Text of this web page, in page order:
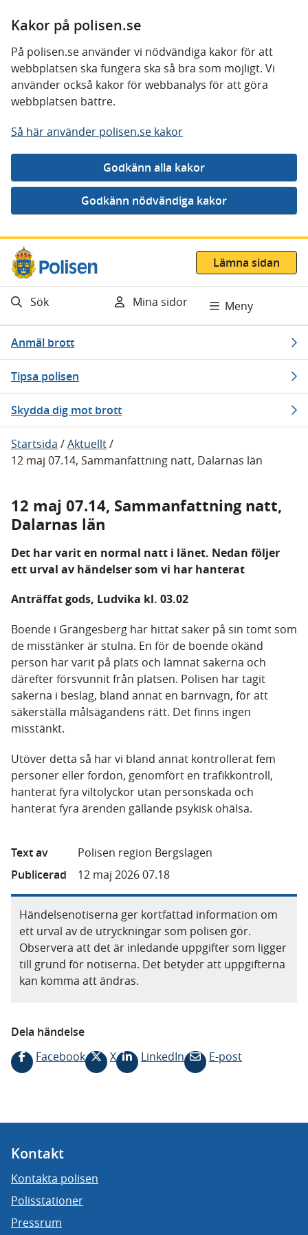
Kakor på polisen.se
På polisen.se använder vi nödvändiga kakor för att
webbplatsen ska fungera ska så bra som möjligt. Vi
använder också kakor för webbanalys för att göra
webbplatsen bättre.
Så här använder polisen.se kakor
Gå direkt till innehåll
Lämna sidan
Sök Mina sidor Meny
Anmäl brott
Tipsa polisen
Skydda dig mot brott
Startsida /Aktuellt/
12 maj 07.14, Sammanfattning natt, Dalarnas län
12 maj 07.14, Sammanfattning natt,
Dalarnas län
Det har varit en normal natt i länet. Nedan följer
ett urval av händelser som vi har hanterat
Anträffat gods, Ludvika kl. 03.02
Boende i Grängesberg har hittat saker på sin tomt som
de misstänker är stulna. En för de boende okänd
person har varit på plats och lämnat sakerna och
därefter försvunnit från platsen. Polisen har tagit
sakerna i beslag, bland annat en barnvagn, för att
säkerställa målsägandens rätt. Det finns ingen
misstänkt.
Utöver detta så har vi bland annat kontrollerat fem
personer eller fordon, genomfört en trafikkontroll,
hanterat fyra viltolyckor utan personskada och
hanterat fyra ärenden gällande psykisk ohälsa.
Text av
Polisen region Bergslagen
Publicerad
12 maj 2026 07.18
Händelsenotiserna ger kortfattad information om
ett urval av de utryckningar som polisen gör.
Observera att det är inledande uppgifter som ligger
till grund för notiserna. Det betyder att uppgifterna
kan komma att ändras.
Dela händelse
Facebook
X LinkedIn E-post
Kontakt
Kontakta polisen
Polisstationer
Pressrum